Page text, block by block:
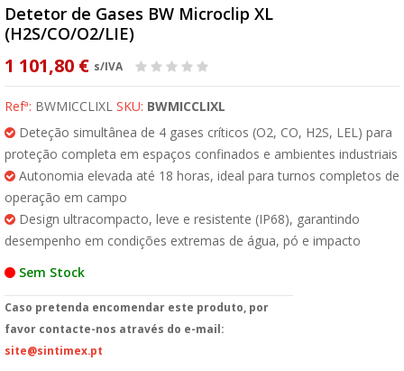
Detetor de Gases BW Microclip XL
(H2S/CO/O2/LIE)
1 101,80 € s/IVA
Refª: BWMICCLIXL SKU: BWMICCLIXL
Deteção simultânea de 4 gases críticos (O2, CO, H2S, LEL) para
proteção completa em espaços confinados e ambientes industriais
Autonomia elevada até 18 horas, ideal para turnos completos de
operação em campo
Design ultracompacto, leve e resistente (IP68), garantindo
desempenho em condições extremas de água, pó e impacto
Sem Stock
Caso pretenda encomendar este produto, por
favor contacte-nos através do e-mail:
site@sintimex.pt